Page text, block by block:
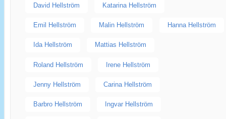
David Hellström Katarina Hellström
Emil Hellström Malin Hellström Hanna Hellström
Ida Hellström Mattias Hellström
Roland Hellström Irene Hellström
Jenny Hellström Carina Hellström
Barbro Hellström Ingvar Hellström